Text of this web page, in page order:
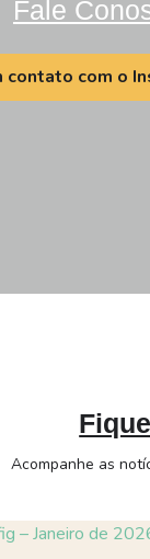
Fale
contato com o
Acompanhe as